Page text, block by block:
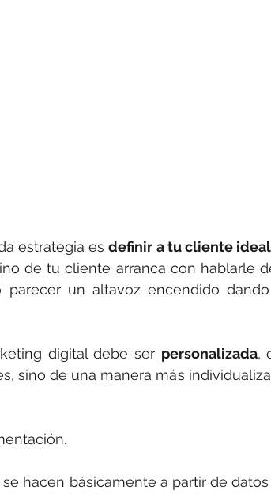
estrategia es definir a tu cliente
de tu cliente arranca con hablarle
un altavoz encendido
digital debe ser personalizada,
sino de una manera más
hacen básicamente a partir de